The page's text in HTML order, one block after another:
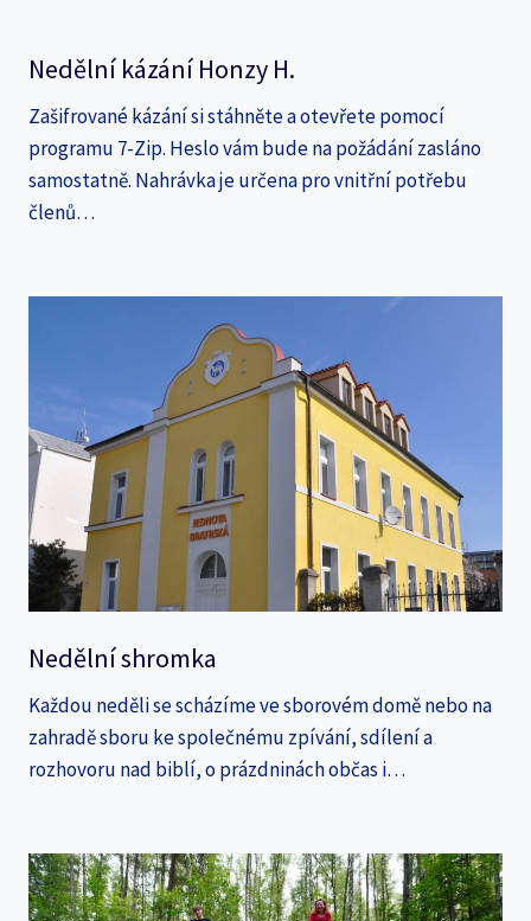
Nedělní kázání Honzy H.
Zašifrované kázání si stáhněte a otevřete pomocí
programu 7-Zip. Heslo vám bude na požádání zasláno
samostatně. Nahrávka je určena pro vnitřní potřebu
členů…
Nedělní shromka
Každou neděli se scházíme ve sborovém domě nebo na
zahradě sboru ke společnému zpívání, sdílení a
rozhovoru nad biblí, o prázdninách občas i…